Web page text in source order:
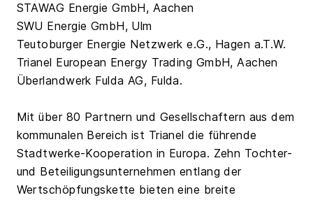
STAWAG Energie GmbH, Aachen
SWU Energie GmbH, Ulm
Teutoburger Energie Netzwerk e.G., Hagen a.T.W.
Trianel European Energy Trading GmbH, Aachen
Überlandwerk Fulda AG, Fulda.
Mit über 80 Partnern und Gesellschaftern aus dem
kommunalen Bereich ist Trianel die führende
Stadtwerke-Kooperation in Europa. Zehn Tochter-
und Beteiligungsunternehmen entlang der
Wertschöpfungskette bieten eine breite